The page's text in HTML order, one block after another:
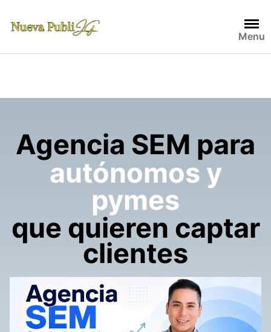
Menu
Agencia SEM para
autónomos y
pymes
que quieren captar
clientes